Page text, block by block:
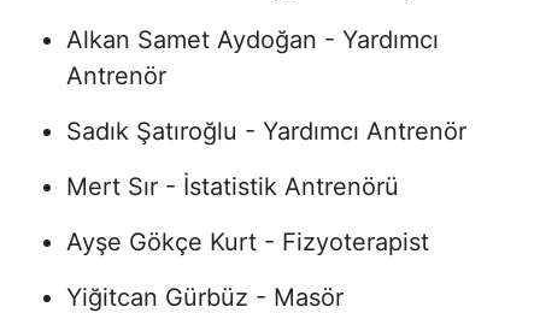
Alkan Samet Aydoğan - Yardımcı
Antrenör
Sadık Şatıroğlu - Yardımcı Antrenör
Mert Sır - İstatistik Antrenörü
Ayşe Gökçe Kurt - Fizyoterapist
Yiğitcan Gürbüz - Masör